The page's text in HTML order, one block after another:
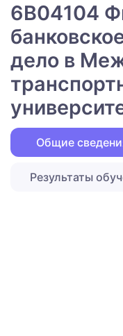
6B04104
дело в
Общие
Результаты